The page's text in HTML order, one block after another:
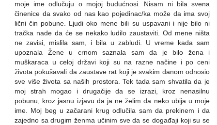
moje ime odlučuju o mojoj budućnosi. Nisam ni bila svena
činenice da svako od nas kao pojedinac/ka može da ima svoj
lični čin pobune. Ljudi oko mene bili su uspavani i nije bilo ni
tračka nade da će se nekako ludilo zaustaviti. Od mene ništa
ne zavisi, mislila sam, i bila u zabludi. U vreme kada sam
upoznala Žene u crnom saznala sam da je bilo žena i
muškaraca u celoj državi koji su na razne načine i po ceni
života pokušavali da zaustave rat koji je svakim danom odnosio
sve više života sa naših prostora. Tek tada sam shvatila da je
moj strah mogao i drugačije da se izrazi, kroz nenasilnu
pobunu, kroz jasnu izjavu da ja ne želim da neko ubija u moje
ime. Moj beg u začarani krug odlučila sam da prekinem i da
zajedno sa drugim ženma učinim sve da se događaji koji su se